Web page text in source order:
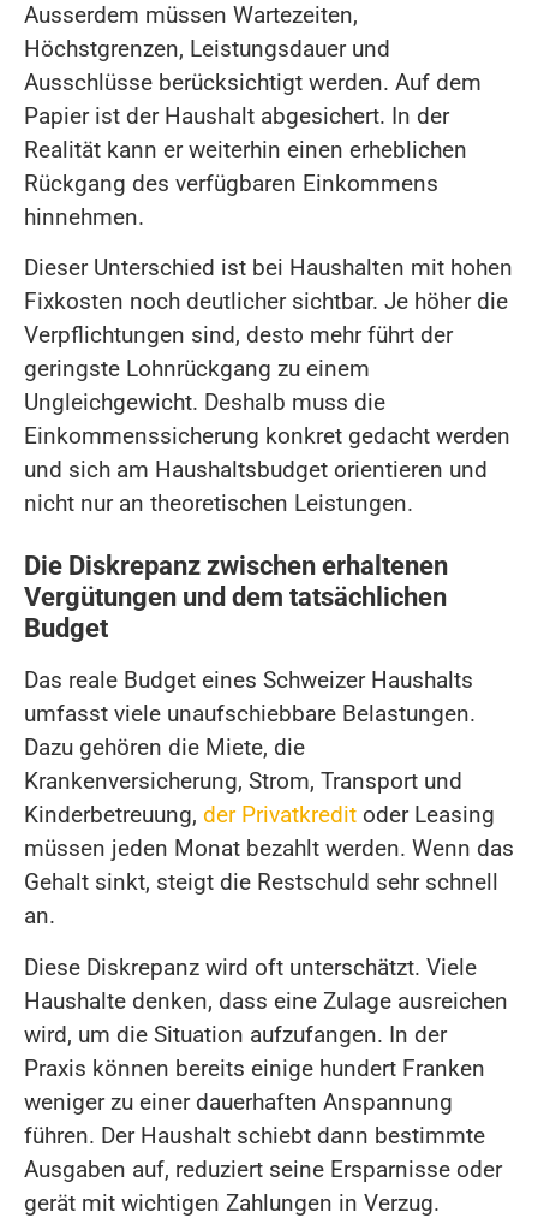
Ausserdem müssen Wartezeiten,
Höchstgrenzen, Leistungsdauer und
Ausschlüsse berücksichtigt werden. Auf dem
Papier ist der Haushalt abgesichert. In der
Realität kann er weiterhin einen erheblichen
Rückgang des verfügbaren Einkommens
hinnehmen.
Dieser Unterschied ist bei Haushalten mit hohen
Fixkosten noch deutlicher sichtbar. Je höher die
Verpflichtungen sind, desto mehr führt der
geringste Lohnrückgang zu einem
Ungleichgewicht. Deshalb muss die
Einkommenssicherung konkret gedacht werden
und sich am Haushaltsbudget orientieren und
nicht nur an theoretischen Leistungen.
Die Diskrepanz zwischen erhaltenen
Vergütungen und dem tatsächlichen
Budget
Das reale Budget eines Schweizer Haushalts
umfasst viele unaufschiebbare Belastungen.
Dazu gehören die Miete, die
Krankenversicherung, Strom, Transport und
Kinderbetreuung, der Privatkredit oder Leasing
müssen jeden Monat bezahlt werden. Wenn das
Gehalt sinkt, steigt die Restschuld sehr schnell
an.
Diese Diskrepanz wird oft unterschätzt. Viele
Haushalte denken, dass eine Zulage ausreichen
wird, um die Situation aufzufangen. In der
Praxis können bereits einige hundert Franken
weniger zu einer dauerhaften Anspannung
führen. Der Haushalt schiebt dann bestimmte
Ausgaben auf, reduziert seine Ersparnisse oder
gerät mit wichtigen Zahlungen in Verzug.